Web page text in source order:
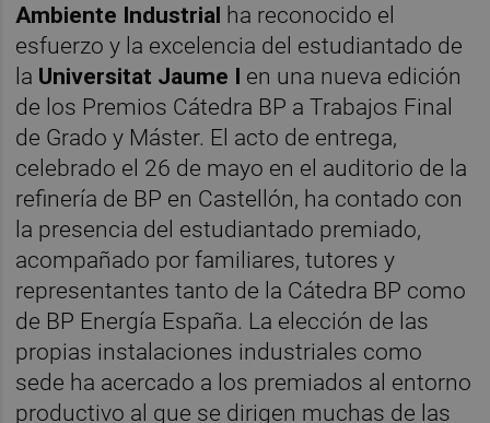
Ambiente Industrial ha reconocido el
esfuerzo y la excelencia del estudiantado de
la Universitat Jaume I en una nueva edición
de los Premios Cátedra BP a Trabajos Final
de Grado y Máster. El acto de entrega,
celebrado el 26 de mayo en el auditorio de la
refinería de BP en Castellón, ha contado con
la presencia del estudiantado premiado,
acompañado por familiares, tutores y
representantes tanto de la Cátedra BP como
de BP Energía España. La elección de las
propias instalaciones industriales como
sede ha acercado a los premiados al entorno
productivo al que se dirigen muchas de las